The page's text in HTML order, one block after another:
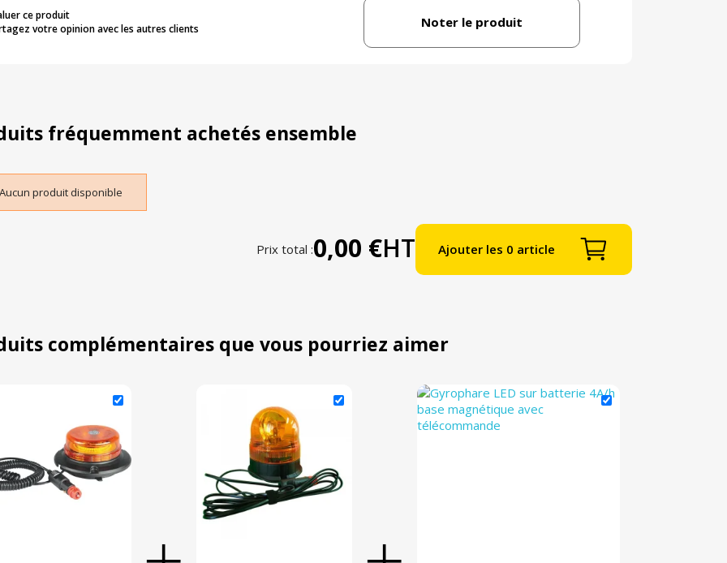
ce produit
votre opinion avec les autres clients
Noter le produit
fréquemment achetés ensemble
produit disponible
Prix total :0,00 €HT Ajouter les 0 article
complémentaires que vous pourriez aimer